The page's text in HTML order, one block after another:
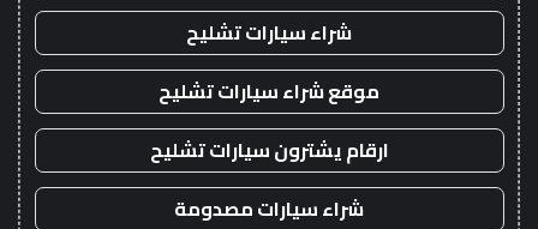
شراء سيارات تشليح
موقع شراء سيارات تشليح
ارقام يشترون سيارات تشليح
شراء سيارات مصدومة